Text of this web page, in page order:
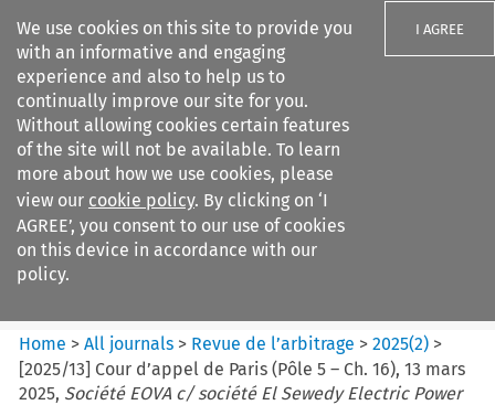
We use cookies on this site to provide you
with an informative and engaging
experience and also to help us to
continually improve our site for you.
Without allowing cookies certain features
of the site will not be available. To learn
more about how we use cookies, please
view our cookie policy. By clicking on ‘I
AGREE’, you consent to our use of cookies
on this device in accordance with our
policy.
I AGREE
Search filters
Revue de
l%E2%80%99arbitrage
Home >All journals > Revue de l’arbitrage >2025(2) >
[2025/13] Cour d’appel de Paris (Pôle 5 – Ch. 16), 13 mars
2025, Société EOVA c/ société El Sewedy Electric Power